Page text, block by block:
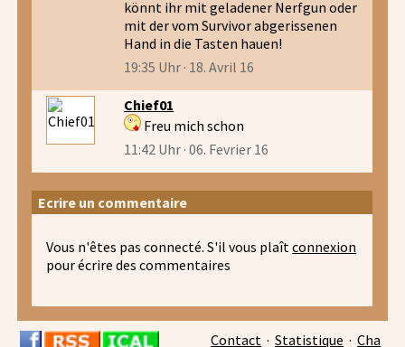
könnt ihr mit geladener Nerfgun oder
mit der vom Survivor abgerissenen
Hand in die Tasten hauen!
19:35 Uhr · 18. Avril 16
Chief01
Freu mich schon
11:42 Uhr · 06. Fevrier 16
Ecrire un commentaire
Vous n'êtes pas connecté. S'il vous plaîtconnexion
pour écrire des commentaires
Contact ·Statistique ·Cha